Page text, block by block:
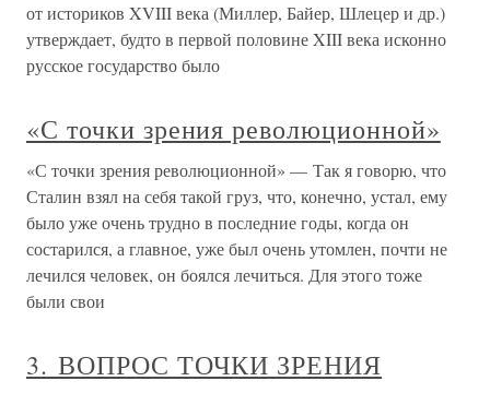
от историков XVIII века (Миллер, Байер, Шлецер и др.)
утверждает, будто в первой половине XIII века исконно
русское государство было
«С точки зрения революционной»
«С точки зрения революционной» — Так я говорю, что
Сталин взял на себя такой груз, что, конечно, устал, ему
было уже очень трудно в последние годы, когда он
состарился, а главное, уже был очень утомлен, почти не
лечился человек, он боялся лечиться. Для этого тоже
были свои
3. ВОПРОС ТОЧКИ ЗРЕНИЯ